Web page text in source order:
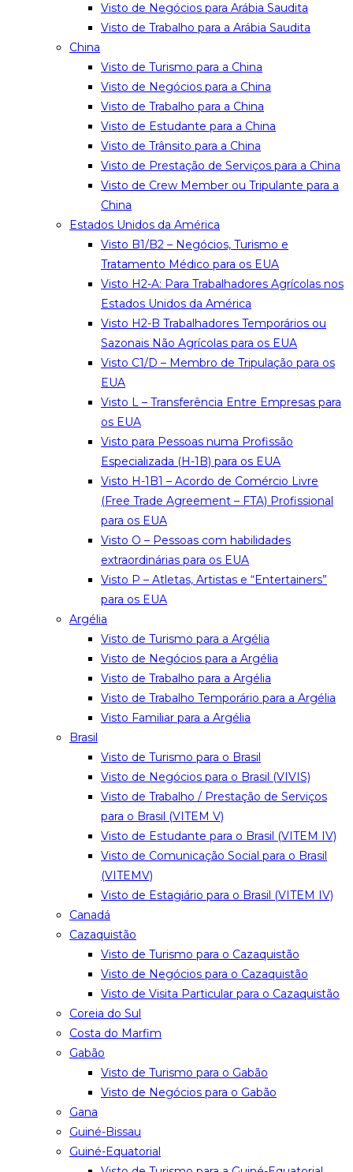
Visto de Negócios para Arábia Saudita
Visto de Trabalho para a Arábia Saudita
China
Visto de Turismo para a China
Visto de Negócios para a China
Visto de Trabalho para a China
Visto de Estudante para a China
Visto de Trânsito para a China
Visto de Prestação de Serviços para a China
Visto de Crew Member ou Tripulante para a
China
Estados Unidos da América
Visto B1/B2 – Negócios, Turismo e
Tratamento Médico para os EUA
Visto H2-A: Para Trabalhadores Agrícolas nos
Estados Unidos da América
Visto H2-B Trabalhadores Temporários ou
Sazonais Não Agrícolas para os EUA
Visto C1/D – Membro de Tripulação para os
EUA
Visto L – Transferência Entre Empresas para
os EUA
Visto para Pessoas numa Profissão
Especializada (H-1B) para os EUA
Visto H-1B1 – Acordo de Comércio Livre
(Free Trade Agreement – FTA) Profissional
para os EUA
Visto O – Pessoas com habilidades
extraordinárias para os EUA
Visto P – Atletas, Artistas e “Entertainers”
para os EUA
Argélia
Visto de Turismo para a Argélia
Visto de Negócios para a Argélia
Visto de Trabalho para a Argélia
Visto de Trabalho Temporário para a Argélia
Visto Familiar para a Argélia
Brasil
Visto de Turismo para o Brasil
Visto de Negócios para o Brasil (VIVIS)
Visto de Trabalho / Prestação de Serviços
para o Brasil (VITEM V)
Visto de Estudante para o Brasil (VITEM IV)
Visto de Comunicação Social para o Brasil
(VITEMV)
Visto de Estagiário para o Brasil (VITEM IV)
Canadá
Cazaquistão
Visto de Turismo para o Cazaquistão
Visto de Negócios para o Cazaquistão
Visto de Visita Particular para o Cazaquistão
Coreia do Sul
Costa do Marfim
Gabão
Visto de Turismo para o Gabão
Visto de Negócios para o Gabão
Gana
Guiné-Bissau
Guiné-Equatorial